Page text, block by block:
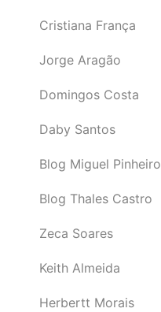
Cristiana França
Jorge Aragão
Domingos Costa
Daby Santos
Blog Miguel Pinheiro
Blog Thales Castro
Zeca Soares
Keith Almeida
Herbertt Morais